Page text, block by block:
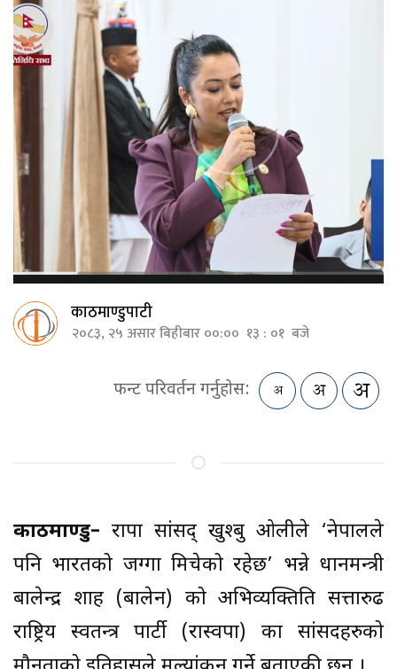
काठमाण्डुपाटी
२०८३, २५ असार बिहीबार ००:०० १३ : ०१ बजे
फन्ट परिवर्तन गर्नुहोस:
काठमाण्डु– राप्रपा सांसद् खुश्बु ओलीले ‘नेपालले
पनि भारतको जग्गा मिचेको रहेछ’ भन्ने प्रधानमन्त्री
बालेन्द्र शाह (बालेन) को अभिव्यक्तिप्रति सत्तारुढ
राष्ट्रिय स्वतन्त्र पार्टी (रास्वपा) का सांसदहरुको